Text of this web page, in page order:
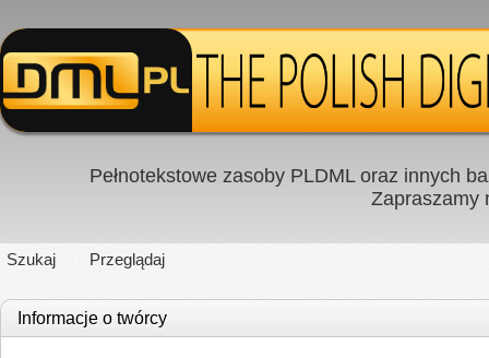
Pełnotekstowe zasoby PLDML oraz innych
Zapraszamy
Szukaj Przeglądaj
Informacje o twórcy